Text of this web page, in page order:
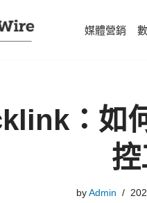
媒體營銷
：如
byAdmin